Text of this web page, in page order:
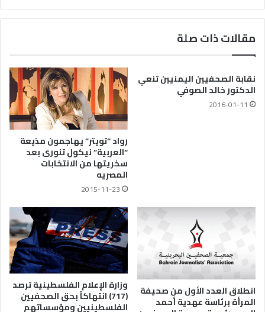
مقالات ذات صلة
نقابة الصحفيين اليمنيين تنعي
الدكتور خالد الصوفي
2016-01-11
رواد “تويتر” يهاجمون مذيعة
“العربية” نيكول تنورى بعد
سخريتها من الانتخابات
المصريه
2015-11-23
انطلاق العدد الأول من صحيفة
المرأة برئاسة عهدية أحمد
وزارة الإعلام الفلسطينية ترصد
(717) انتهاكاً بحق الصحفيين
الفلسطينيين ومؤسساتهم